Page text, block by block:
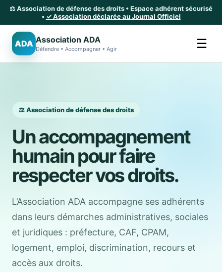
⚖️ Association de défense des droits • Espace adhérent sécurisé
• ✓ Association déclarée au Journal Officiel
ADA Association ADA
Défendre • Accompagner • Agir ☰
⚖️ Association de défense des droits
Un accompagnement
humain pour faire
respecter vos droits.
L’Association ADA accompagne ses adhérents
dans leurs démarches administratives, sociales
et juridiques : préfecture, CAF, CPAM,
logement, emploi, discrimination, recours et
accès aux droits.